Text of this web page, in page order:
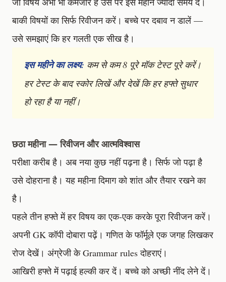
बाकी विषयों का सिर्फ रिवीजन करें। बच्चे पर दबाव न डालें —
उसे समझाएं कि हर गलती एक सीख है।
इस महीने का लक्ष्य: कम से कम 8 पूरे मॉक टेस्ट पूरे करें।
हर टेस्ट के बाद स्कोर लिखें और देखें कि हर हफ्ते सुधार
हो रहा है या नहीं।
छठा महीना — रिवीजन और आत्मविश्वास
परीक्षा करीब है। अब नया कुछ नहीं पढ़ना है। सिर्फ जो पढ़ा है
उसे दोहराना है। यह महीना दिमाग को शांत और तैयार रखने का
है।
पहले तीन हफ्ते में हर विषय का एक-एक करके पूरा रिवीजन करें।
अपनी GK कॉपी दोबारा पढ़ें। गणित के फॉर्मूले एक जगह लिखकर
रोज देखें। अंग्रेजी के Grammar rules दोहराएं।
आखिरी हफ्ते में पढ़ाई हल्की कर दें। बच्चे को अच्छी नींद लेने दें।